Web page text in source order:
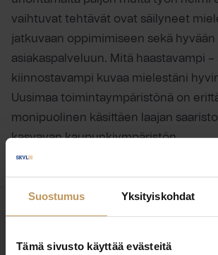
Suostumus Yksityiskohdat
Tämä sivusto käyttää evästeitä
vaihtuvat tehtävät ovat säilyneet
jatkuvaan oppimimiseen sekä hyvään
asiakaspalveluun. Mitä haastavampi –
kiinnostavampi kuvaa mielestäni
Uusimaa toimintaympäristönä on
monipuolinen käsittäen laajan
kasvavan kaupunkiympäristön.
OTA YHTEYTTÄ